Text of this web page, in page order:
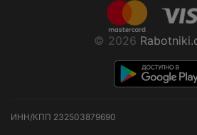
© 2026
ИНН/КПП 232503879690